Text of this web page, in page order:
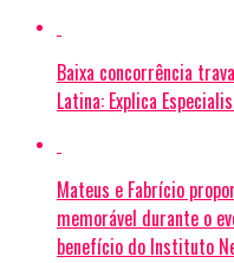
Baixa concorrência
Latina: Explica
Mateus e Fabrício
memorável durante o
benefício do Instituto